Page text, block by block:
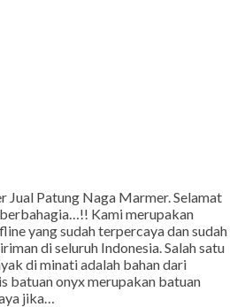
Jual Patung Naga Marmer. Selamat
Kami merupakan
yang sudah terpercaya dan sudah
di seluruh Indonesia. Salah satu
di minati adalah bahan dari
batuan onyx merupakan batuan
jika…